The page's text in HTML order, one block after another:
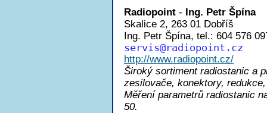
Radiopoint - Ing. Petr Špína
Skalice 2, 263 01 Dobříš
Ing. Petr Špína, tel.: 604 576
servis@radiopoint.cz
http://www.radiopoint.cz/
Široký sortiment radiostanic a
zesilovače, konektory,
Měření parametrů radiostanic
50.